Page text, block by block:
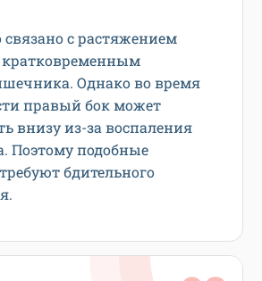
с растяжением
кратковременным
Однако во время
правый бок может
внизу из-за воспаления
Поэтому подобные
бдительного